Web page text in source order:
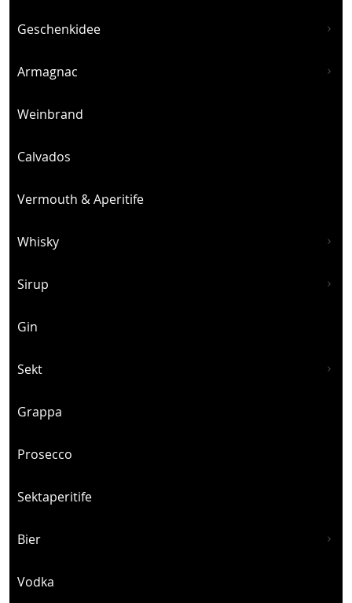
Geschenkidee
Armagnac
Weinbrand
Calvados
Vermouth & Aperitife
Whisky
Sirup
Gin
Sekt
Grappa
Prosecco
Sektaperitife
Bier
Vodka